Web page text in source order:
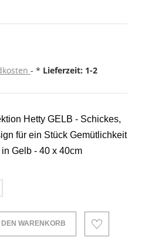
* Lieferzeit: 1-2
Hetty GELB - Schickes,
für ein Stück Gemütlichkeit
Gelb - 40 x 40cm
DEN WARENKORB